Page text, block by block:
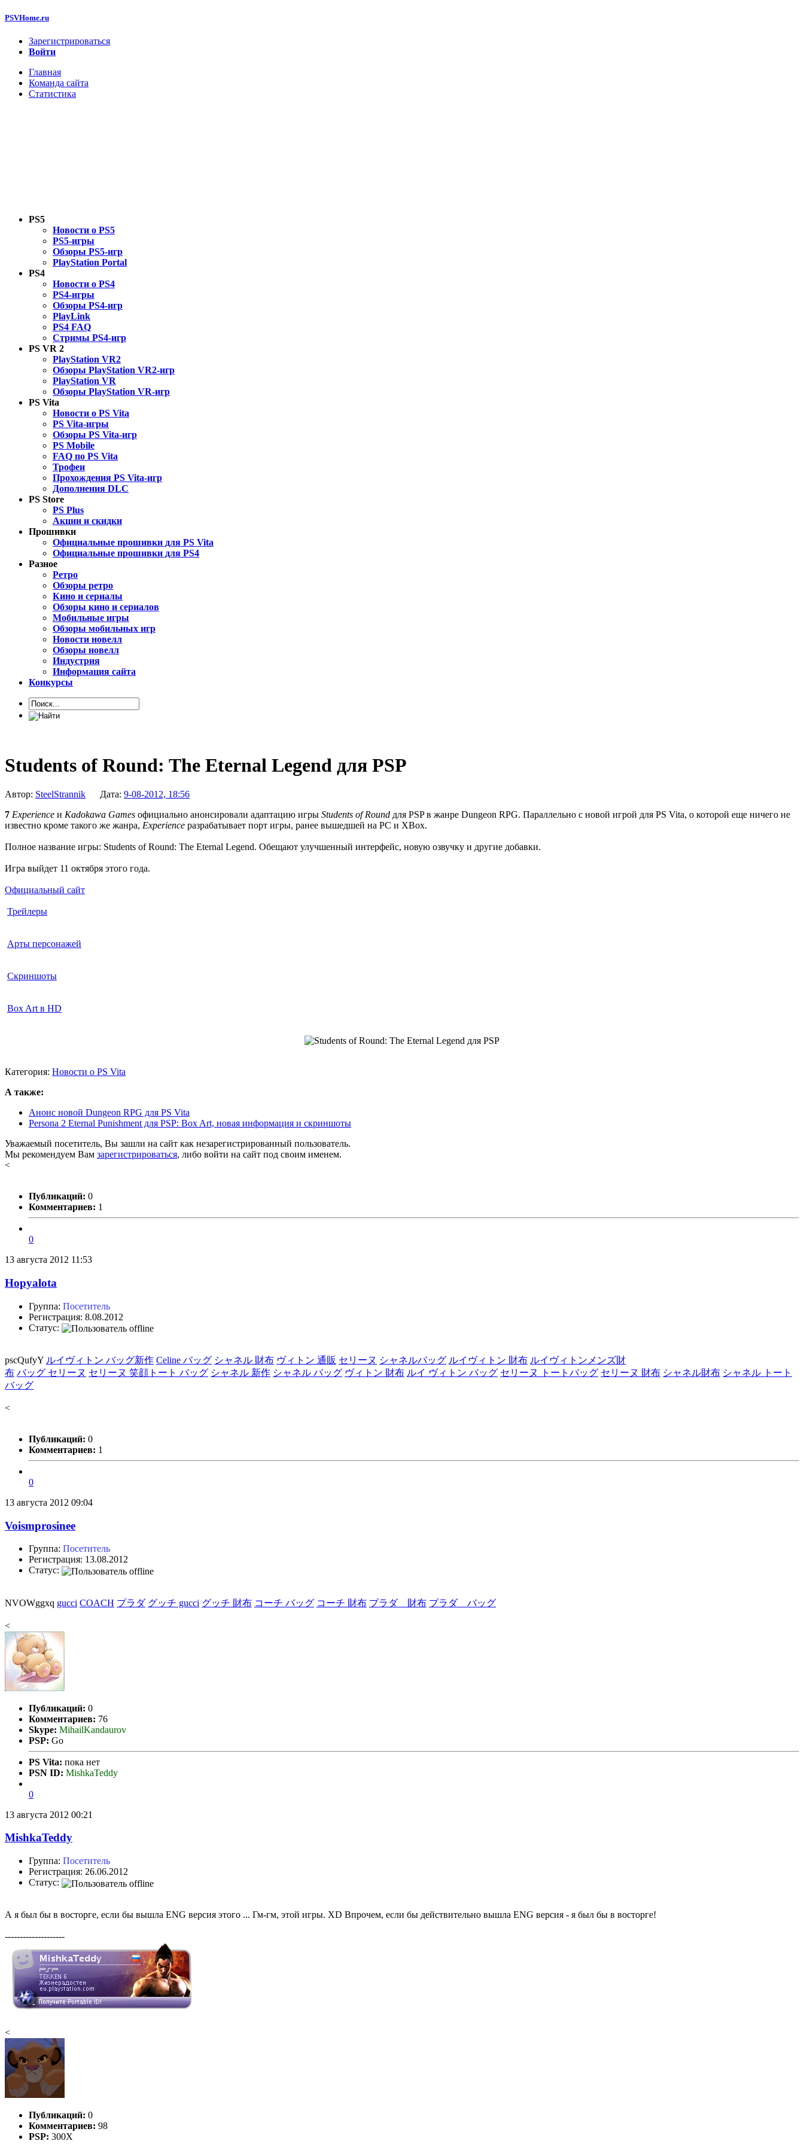
PSVHome.ru
Зарегистрироваться
Войти
Главная
Команда сайта
Статистика
PS5
Новости о PS5
PS5-игры
Обзоры PS5-игр
PlayStation Portal
PS4
Новости о PS4
PS4-игры
Обзоры PS4-игр
PlayLink
PS4 FAQ
Стримы PS4-игр
PS VR 2
PlayStation VR2
Обзоры PlayStation VR2-игр
PlayStation VR
Обзоры PlayStation VR-игр
PS Vita
Новости о PS Vita
PS Vita-игры
Обзоры PS Vita-игр
PS Mobile
FAQ по PS Vita
Трофеи
Прохождения PS Vita-игр
Дополнения DLC
PS Store
PS Plus
Акции и скидки
Прошивки
Официальные прошивки для PS Vita
Официальные прошивки для PS4
Разное
Ретро
Обзоры ретро
Кино и сериалы
Обзоры кино и сериалов
Мобильные игры
Обзоры мобильных игр
Новости новелл
Обзоры новелл
Индустрия
Информация сайта
Конкурсы
Students of Round: The Eternal Legend для PSP
Автор: SteelStrannik Дата: 9-08-2012, 18:56
7 Experience и Kadokawa Games официально анонсировали адаптацию игры Students of Round для PSP в жанре Dungeon RPG. Параллельно с новой игрой для PS Vita, о которой еще ничего не
известно кроме такого же жанра, Experience разрабатывает порт игры, ранее вышедшей на PC и XBox.
Полное название игры: Students of Round: The Eternal Legend. Обещают улучшенный интерфейс, новую озвучку и другие добавки.
Игра выйдет 11 октября этого года.
Официальный сайт
Трейлеры
Арты персонажей
Скриншоты
Box Art в HD
Категория: Новости о PS Vita
А также:
Анонс новой Dungeon RPG для PS Vita
Persona 2 Eternal Punishment для PSP: Box Art, новая информация и скриншоты
Уважаемый посетитель, Вы зашли на сайт как незарегистрированный пользователь.
Мы рекомендуем Вам зарегистрироваться, либо войти на сайт под своим именем.
<
Публикаций: 0
Комментариев: 1
0
13 августа 2012 11:53
Hopyalota
Группа: Посетитель
Регистрация: 8.08.2012
Статус:
pscQufyY ルイヴィトン バッグ新作 Celine バッグ シャネル 財布 ヴィトン 通販 セリーヌ シャネルバッグ ルイヴィトン 財布 ルイヴィトンメンズ財
布 バッグ セリーヌ セリーヌ 笑顔トート バッグ シャネル 新作 シャネル バッグ ヴィトン 財布 ルイ ヴィトン バッグ セリーヌ トートバッグ セリーヌ 財布 シャネル財布 シャネル トート
バッグ
<
Публикаций: 0
Комментариев: 1
0
13 августа 2012 09:04
Voismprosinee
Группа: Посетитель
Регистрация: 13.08.2012
Статус:
NVOWggxq gucci COACH プラダ グッチ gucci グッチ 財布 コーチ バッグ コーチ 財布 プラダ 財布 プラダ バッグ
<
Публикаций: 0
Комментариев: 76
Skype: MihailKandaurov
PSP: Go
PS Vita: пока нет
PSN ID: MishkaTeddy
0
13 августа 2012 00:21
MishkaTeddy
Группа: Посетитель
Регистрация: 26.06.2012
Статус:
А я был бы в восторге, если бы вышла ENG версия этого ... Гм-гм, этой игры. XD Впрочем, если бы действительно вышла ENG версия - я был бы в восторге!
--------------------
<
Публикаций: 0
Комментариев: 98
PSP: 300X